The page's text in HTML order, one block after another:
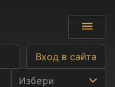
Избери
Вход в сайта